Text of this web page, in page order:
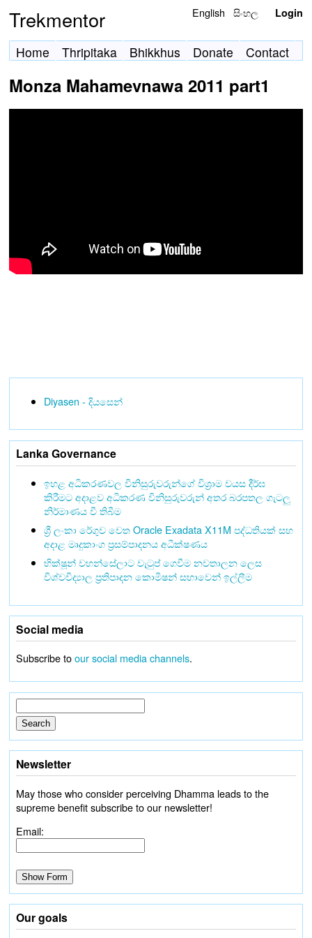
Trekmentor English සිංහල Login
Home Thripitaka Bhikkhus Donate Contact
Monza Mahamevnawa 2011 part1
Diyasen - දියසෙන්
Lanka Governance
ඉහළ අධිකරණවල විනිසුරුවරුන්ගේ විශ්‍රාම වයස දීර්ඝ
කිරීමට අදාළව අධිකරණ විනිසුරුවරුන් අතර බරපතල ගැටලු
නිර්මාණය වී තිබීම
ශ්‍රී ලංකා රේගුව වෙත Oracle Exadata X11M පද්ධතියක් සහ
අදාළ මෘදුකාංග ප්‍රසම්පාදනය අධීක්ෂණය
භික්ෂූන් වහන්සේලාට වැටුප් ගෙවීම නවතාලන ලෙස
විශ්වවිද්‍යාල ප්‍රතිපාදන කොමිෂන් සභාවෙන් ඉල්ලීම
Social media
Subscribe toour social media channels.
Newsletter
May those who consider perceiving Dhamma leads to the
supreme benefit subscribe to our newsletter!
Email:
Our goals